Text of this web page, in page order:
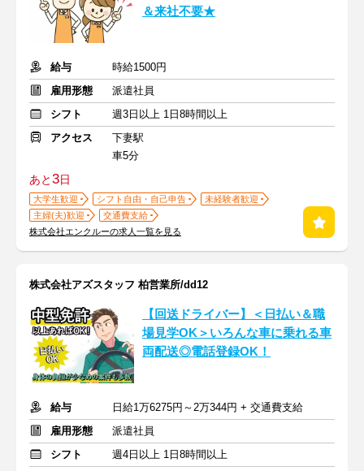
＆来社不要★
給与
時給1500円
雇用形態
派遣社員
シフト
週3日以上 1日8時間以上
アクセス
下妻駅
車5分
あと3日
大学生歓迎 シフト自由・自己申告
未経験者歓迎
主婦(夫)歓迎
交通費支給
株式会社エンクルーの求人一覧を見る
株式会社アズスタッフ 柏営業所/dd12
【回送ドライバー】＜日払い＆職
場見学OK＞いろんな車に乗れる車
両配送◎電話登録OK！
給与
日給1万6275円～2万344円 + 交通費支給
雇用形態
派遣社員
シフト
週4日以上 1日8時間以上